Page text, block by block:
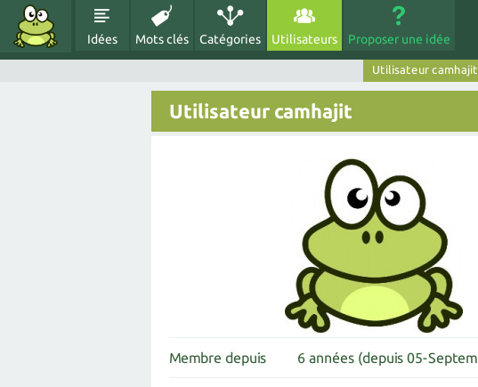
Idées Mots clés Catégories Utilisateurs Proposer une idée
Utilisateur camhajit
Utilisateur camhajit
Membre depuis 6 années (depuis 05-